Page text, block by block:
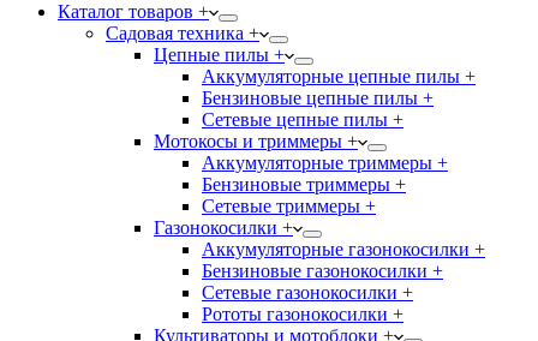
Каталог товаров +
Садовая техника +
Цепные пилы +
Аккумуляторные цепные пилы +
Бензиновые цепные пилы +
Сетевые цепные пилы +
Мотокосы и триммеры +
Аккумуляторные триммеры +
Бензиновые триммеры +
Сетевые триммеры +
Газонокосилки +
Аккумуляторные газонокосилки +
Бензиновые газонокосилки +
Сетевые газонокосилки +
Рототы газонокосилки +
Культиваторы и мотоблоки +